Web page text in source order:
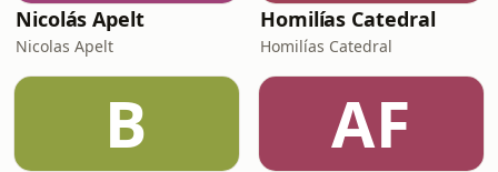
Nicolás Apelt
Nicolas Apelt
Homilías Catedral
Homilías Catedral
B AF